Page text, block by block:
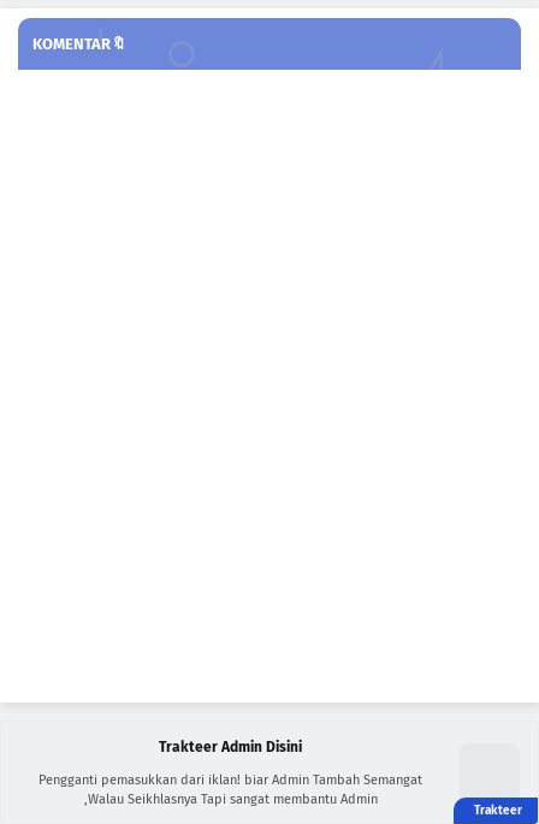
KOMENTAR🔖
Trakteer Admin Disini
Pengganti pemasukkan dari iklan! biar Admin Tambah Semangat
,Walau Seikhlasnya Tapi sangat membantu Admin